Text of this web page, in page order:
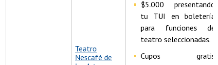
Teatro
Nescafé de
$5.000 presentando
tu TUI en boletería
para funciones de
teatro seleccionadas.
Cupos gratis